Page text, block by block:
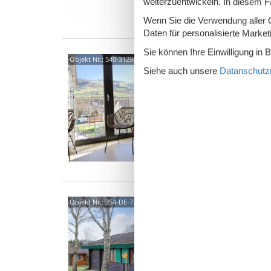
Objekt Nr.: 540-312907-225582
Am
Im
Objekt Nr.:354-DE-72534-21
Wenn Sie die Verwendung
Daten für personalisierte
Sie können Ihre Einwilligung in
Siehe auch unsere